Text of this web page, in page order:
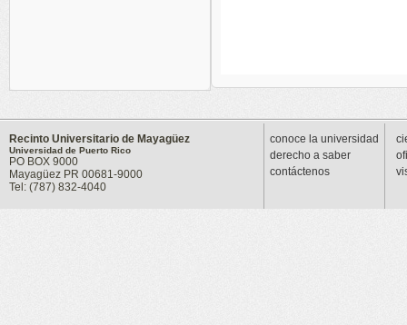
Recinto Universitario de Mayagüez
Universidad de Puerto Rico
PO BOX 9000
Mayagüez PR 00681-9000
Tel: (787) 832-4040
conoce la universidad
derecho a saber
contáctenos